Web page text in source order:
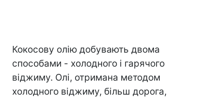
Кокосову олію добувають двома
способами - холодного і гарячого
віджиму. Олі, отримана методом
холодного віджиму, більш дорога,